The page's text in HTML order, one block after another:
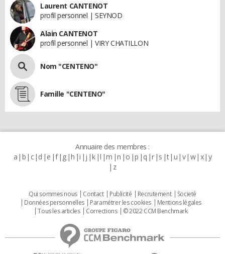
Laurent CANTENOT
profil personnel | SEYNOD
Alain CANTENOT
profil personnel | VIRY CHATILLON
Nom "CENTENO"
Famille "CENTENO"
Annuaire des membres :
a b c d e f g h i j k l m n o p q r s t u v w x y
z
Qui sommes nous Contact Publicité Recrutement
Societé
Données personnelles
Paramétrer les cookies
Mentions légales
Tous les articles
Corrections © 2022 CCM Benchmark